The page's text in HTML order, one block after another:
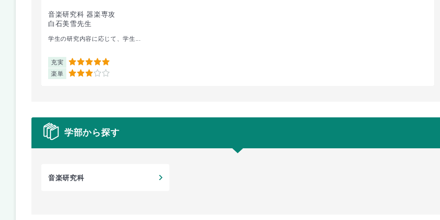
音楽研究科 器楽専攻
白石美雪先生
学生の研究内容に応じて、学生...
充実 5
楽単 3
学部から探す
音楽研究科